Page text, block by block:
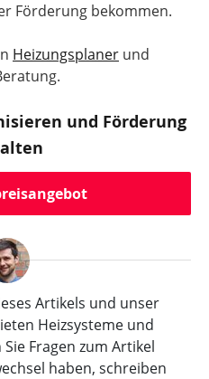
Förderung bekommen.
Heizungsplaner und
und Förderung
Artikels und unser
Heizsysteme und
Fragen zum Artikel
haben, schreiben